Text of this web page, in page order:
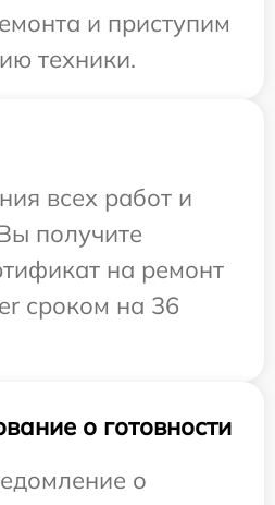
и приступим
техники.
всех работ и
получите
на ремонт
сроком на 36
о готовности
о